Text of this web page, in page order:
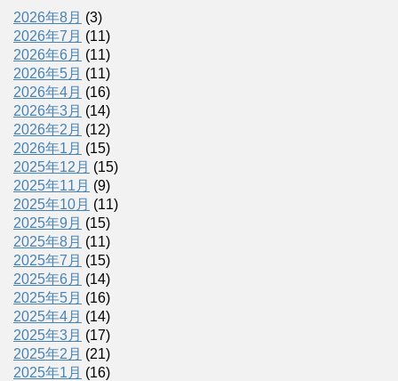
2026年8月 (3)
2026年7月 (11)
2026年6月 (11)
2026年5月 (11)
2026年4月 (16)
2026年3月 (14)
2026年2月 (12)
2026年1月 (15)
2025年12月 (15)
2025年11月 (9)
2025年10月 (11)
2025年9月 (15)
2025年8月 (11)
2025年7月 (15)
2025年6月 (14)
2025年5月 (16)
2025年4月 (14)
2025年3月 (17)
2025年2月 (21)
2025年1月 (16)